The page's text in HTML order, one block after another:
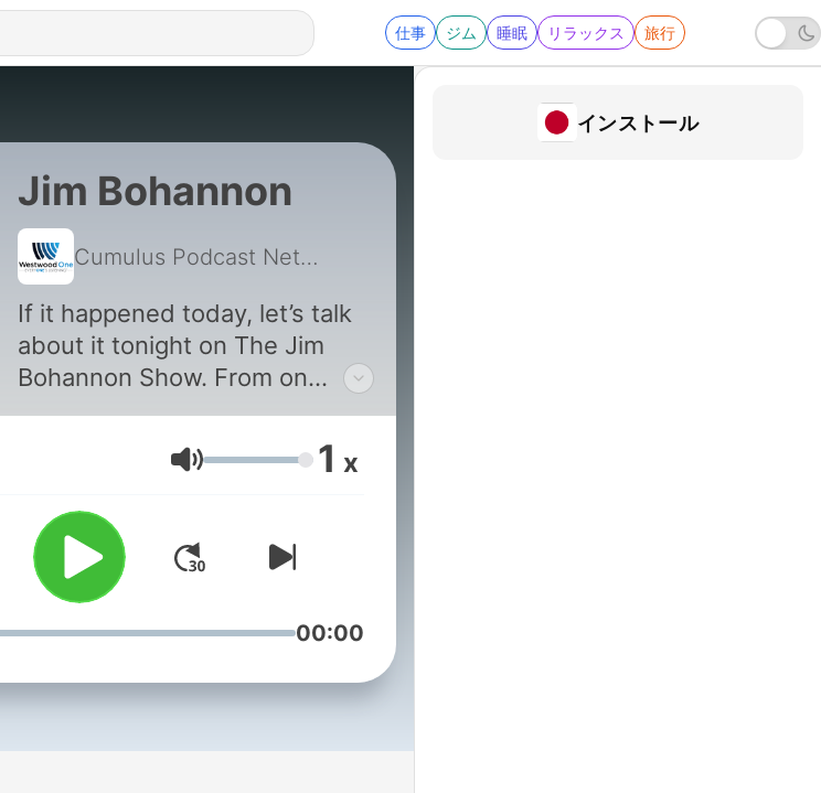
仕事 ジム 睡眠 リラックス 旅行
Jim Bohannon
Cumulus Podcast Network
If it happened today, let’s talk
about it tonight on The Jim
Bohannon Show. From on
scene reporters to guest
experts and newsmakers,
Jim’s guests provide
perspective on world events.
You’ll hear from the top names
in politics, entertainment and
music, and we take your calls
too! It’s all on the Jim
音量 1 x
00:00
インストール